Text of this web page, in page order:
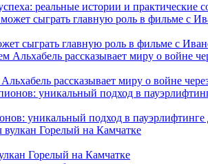
реальные истории и практические
сыграть главную роль в фильме с
рассказывает миру о войне
уникальный подход в
Горелый на Камчатке